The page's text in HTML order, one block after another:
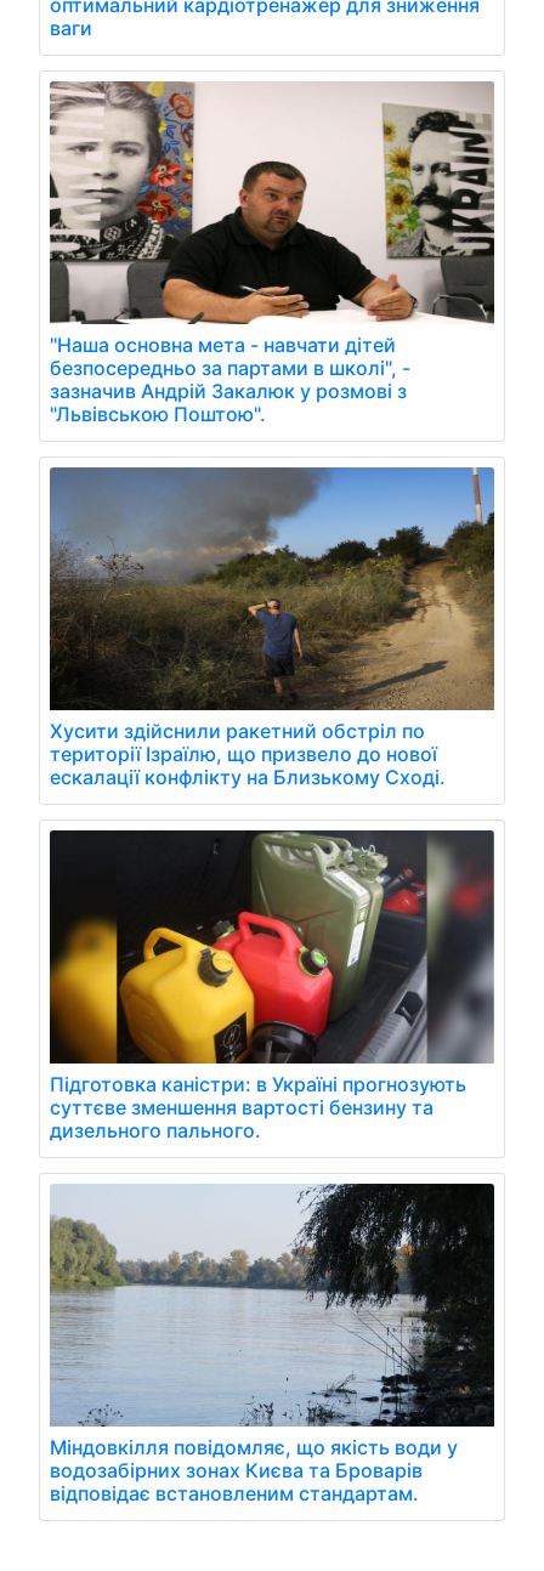
оптимальний кардіотренажер для зниження
ваги
"Наша основна мета - навчати дітей
безпосередньо за партами в школі", -
зазначив Андрій Закалюк у розмові з
"Львівською Поштою".
Хусити здійснили ракетний обстріл по
території Ізраїлю, що призвело до нової
ескалації конфлікту на Близькому Сході.
Підготовка каністри: в Україні прогнозують
суттєве зменшення вартості бензину та
дизельного пального.
Міндовкілля повідомляє, що якість води у
водозабірних зонах Києва та Броварів
відповідає встановленим стандартам.